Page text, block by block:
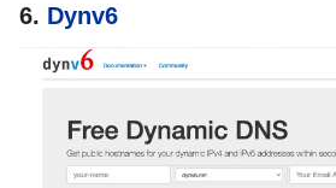
6. Dynv6